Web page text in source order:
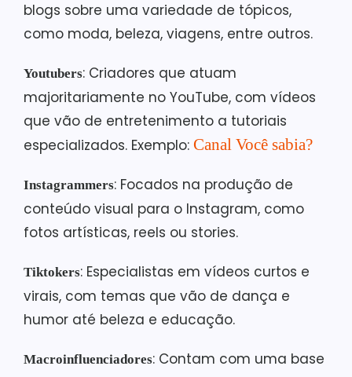
blogs sobre uma variedade de tópicos,
como moda, beleza, viagens, entre outros.
Youtubers: Criadores que atuam
majoritariamente no YouTube, com vídeos
que vão de entretenimento a tutoriais
especializados. Exemplo: Canal Você sabia?
Instagrammers: Focados na produção de
conteúdo visual para o Instagram, como
fotos artísticas, reels ou stories.
Tiktokers: Especialistas em vídeos curtos e
virais, com temas que vão de dança e
humor até beleza e educação.
Macroinfluenciadores: Contam com uma base